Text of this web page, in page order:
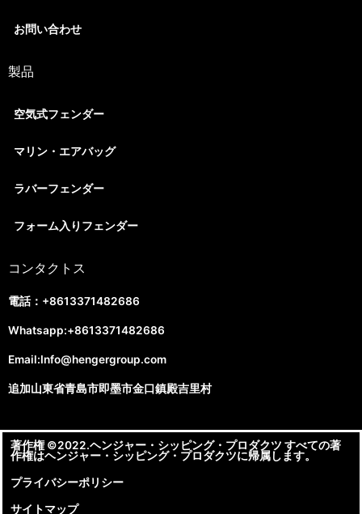
お問い合わせ
製品
空気式フェンダー
マリン・エアバッグ
ラバーフェンダー
フォーム入りフェンダー
コンタクトス
電話：+8613371482686
Whatsapp:+8613371482686
Email:Info@hengergroup.com
追加山東省青島市即墨市金口鎮殿吉里村
著作権 ©2022.ヘンジャー・シッピング・プロダクツ すべての著
作権はヘンジャー・シッピング・プロダクツに帰属します。
プライバシーポリシー
サイトマップ